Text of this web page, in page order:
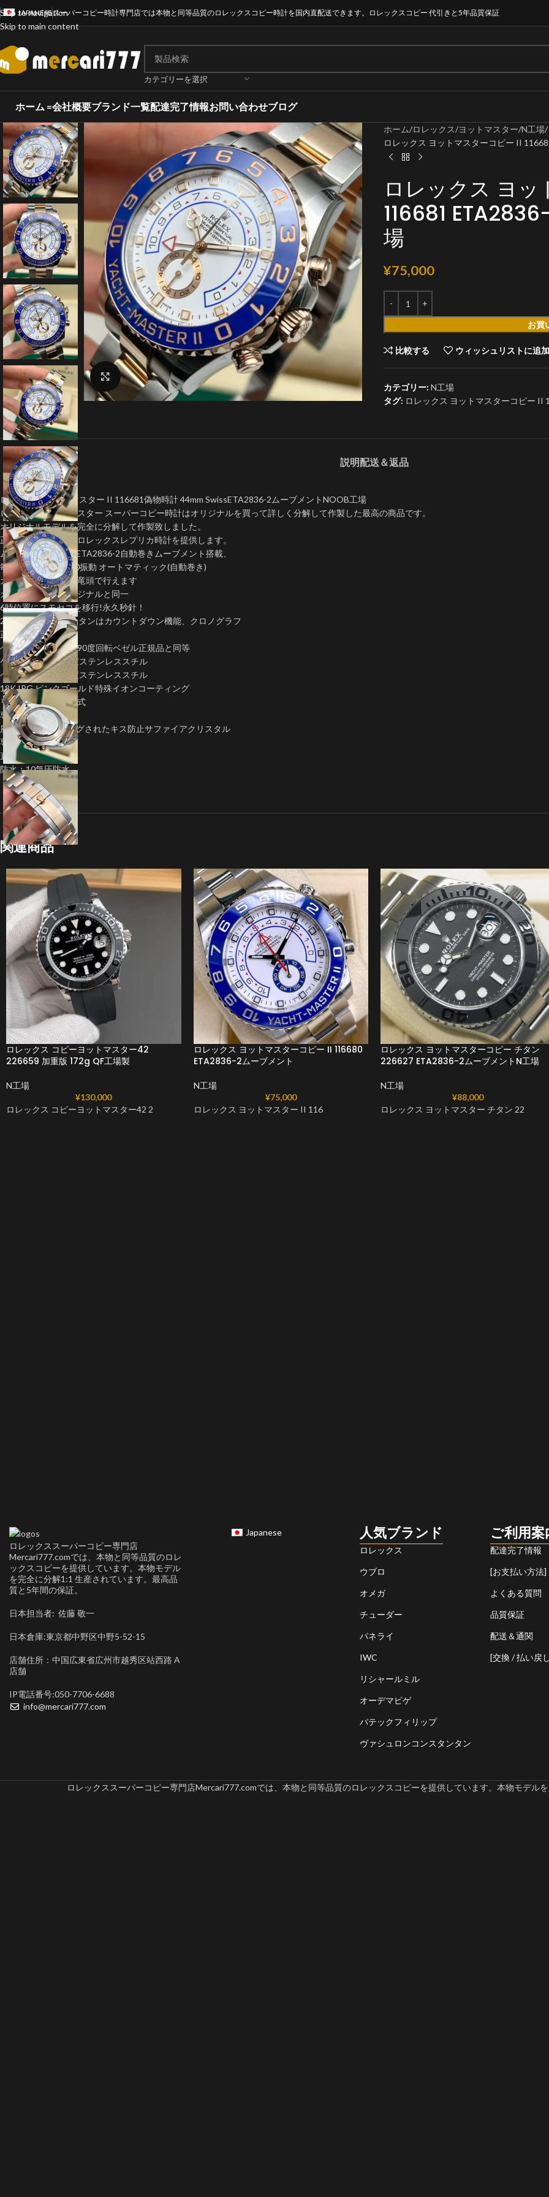
Skip to navigation
Skip to main content
JAPANESEスーパーコピー時計専門店では本物と同等品質のロレックスコピー時計を国内直配送できます。ロレックスコピー 代引きと5年品質保証
カテゴリーを選択
ホーム =会社概要ブランド一覧配達完了情報お問い合わせブログ
クリックで拡大
ホーム ロレックス ヨットマスター N工場
ロレックス ヨットマスターコピー II
ロレックス ヨ
116681
場
¥75,000
お買
比較する ウィッシュリストに追
カテゴリー: N工場
タグ: ロレックス ヨットマスターコピー
説明配送＆返品
ロレックス ヨットマスター II 116681偽物時計 44mm SwissETA2836-2ムーブメントNOOB工場
ロレックスヨットマスター スーパーコピー時計はオリジナルを買って詳しく分解して作製した最高の商品です。
オリジナルモデルを完全に分解して作製致しました。
正規品と同等品質のロレックスレプリカ時計を提供します。
ムーブメント:SwissETA2836-2自動巻きムーブメント搭載、
毎秒８振動 ・ 28800振動 オートマティック(自動巻き)
カレンダー早送りは竜頭で行えます
カレンダ拡大率オリジナルと同一
6時位置にスモセコを移行!永久秒針！
2時位置，4時位置ボタンはカウントダウン機能、クロノグラフ
正規品と同等機能
ベゼル：セラミック90度回転ベゼル正規品と同等
ケース：904L高強度ステンレススチル
ベルトは904L高強度ステンレススチル
18K IPG ピンクゴールド特殊イオンコーティング
リューズ：ネジコミ式
専用バックル搭載
風防: ARコーティングされたキス防止サファイアクリスタル
専用バックル搭載
直径44mm
防水：10気圧防水
関連商品
ロレックス コピーヨットマスター42
226659 加重版 172g QF工場製
N工場
¥130,000
ロレックス コピーヨットマスター42 2
ロレックス ヨットマスターコピー II 116680
ETA2836-2ムーブメント
N工場
¥75,000
ロレックス ヨットマスター II 116
ロレックス ヨットマスターコピー チタン
226627 ETA2836-2ムーブメントN工場
N工場
¥88,000
ロレックス ヨットマスター チタン 22
ロレックススーパーコピー専門店
Mercari777.comでは、本物と同等品質のロレ
ックスコピーを提供しています。本物モデル
を完全に分解1:1 生産されています。最高品
質と5年間の保証。
日本担当者: 佐藤 敬一
日本倉庫:東京都中野区中野5-52-15
店舗住所：中国広東省広州市越秀区站西路 A
店舗
IP電話番号:050-7706-6688
info@mercari777.com
Japanese 人気ブランド
ロレックス
ウブロ
オメガ
チューダー
パネライ
IWC
リシャールミル
オーデマピゲ
パテックフィリップ
ヴァシュロンコンスタンタン
ご利用案
配達完了情報
[お支払い方法]
よくある質問
品質保証
配送＆通関
[交換 / 払い戻
ロレックススーパーコピー専門店Mercari777.comでは、本物と同等品質のロレックスコピーを提供しています。本物モデル